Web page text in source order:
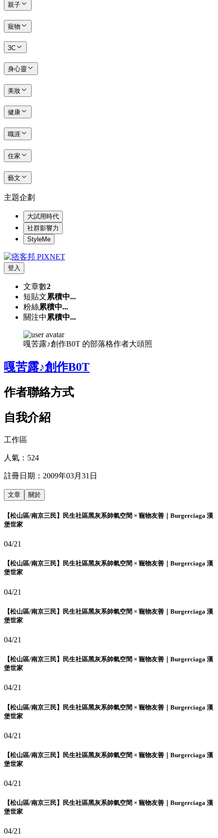
親子
寵物
3C
身心靈
美妝
健康
職涯
住家
藝文
主題企劃
大試用時代
社群影響力
StyleMe
登入
文章數2
短貼文累積中...
粉絲累積中...
關注中 累積中...
嘎苦露♪創作B0T 的部落格作者大頭照
嘎苦露♪創作B0T
作者聯絡方式
自我介紹
工作區
人氣： 524
註冊日期： 2009年03月31日
文章 關於
【松山區/南京三民】民生社區黑灰系帥氣空間 × 寵物友善｜Burgerciaga 漢
堡世家
04/21
【松山區/南京三民】民生社區黑灰系帥氣空間 × 寵物友善｜Burgerciaga 漢
堡世家
04/21
【松山區/南京三民】民生社區黑灰系帥氣空間 × 寵物友善｜Burgerciaga 漢
堡世家
04/21
【松山區/南京三民】民生社區黑灰系帥氣空間 × 寵物友善｜Burgerciaga 漢
堡世家
04/21
【松山區/南京三民】民生社區黑灰系帥氣空間 × 寵物友善｜Burgerciaga 漢
堡世家
04/21
【松山區/南京三民】民生社區黑灰系帥氣空間 × 寵物友善｜Burgerciaga 漢
堡世家
04/21
【松山區/南京三民】民生社區黑灰系帥氣空間 × 寵物友善｜Burgerciaga 漢
堡世家
04/21